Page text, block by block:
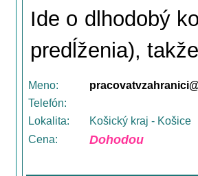
Ide o dlhodobý
predĺženia),
Meno:
Telefón:
Lokalita:
Košický kraj - Košice
Cena:
Dohodou